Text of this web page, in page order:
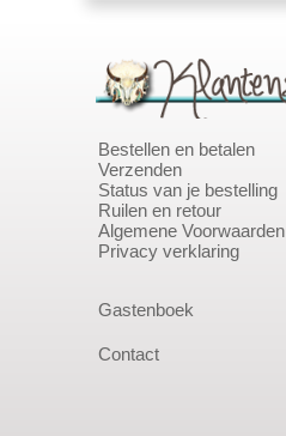
Bestellen en betalen
Verzenden
Status van je bestelling
Ruilen en retour
Algemene Voorwaarden
Privacy verklaring
Gastenboek
Contact